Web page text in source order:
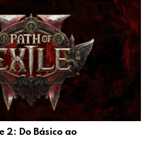
2: Do Básico ao